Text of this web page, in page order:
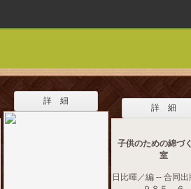
詳 細
詳 細
子供のための綿づ
室
日比暉／編 -- 合同出